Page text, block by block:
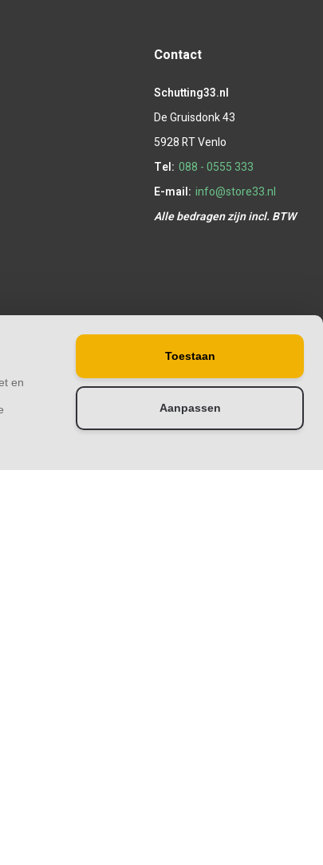
Contact
Schutting33.nl
De Gruisdonk 43
5928 RT Venlo
Tel: 088 - 0555 333
E-mail: info@store33.nl
Alle bedragen zijn incl. BTW
en
Toestaan
Aanpassen